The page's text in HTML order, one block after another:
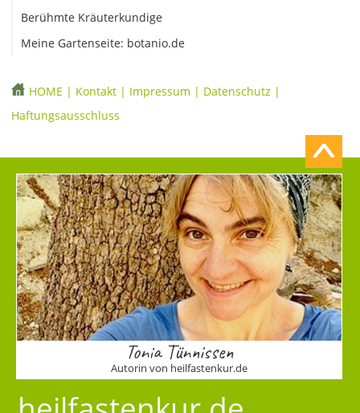
Berühmte Kräuterkundige
Meine Gartenseite: botanio.de
HOME | Kontakt | Impressum | Datenschutz |
Haftungsausschluss
Tonia Tünnissen
Autorin von heilfastenkur.de